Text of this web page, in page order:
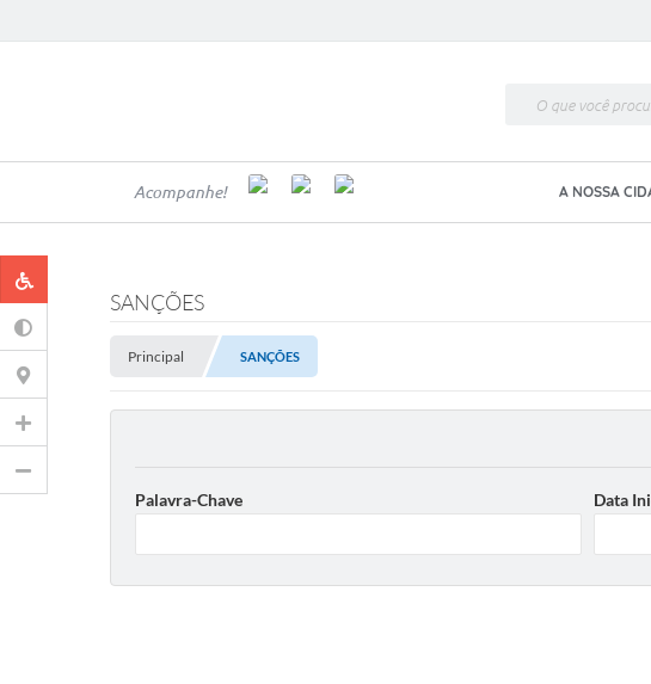
Acompanhe! A NOSSA
SANÇÕES
Principal SANÇÕES
Palavra-Chave Data